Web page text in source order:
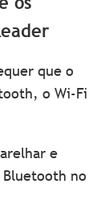
que o
o Wi-Fi
e
no